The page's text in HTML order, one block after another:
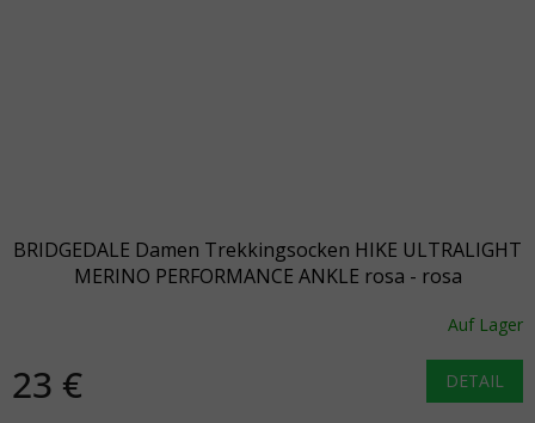
BRIDGEDALE Damen Trekkingsocken HIKE ULTRALIGHT
MERINO PERFORMANCE ANKLE rosa - rosa
Auf Lager
23 € DETAIL